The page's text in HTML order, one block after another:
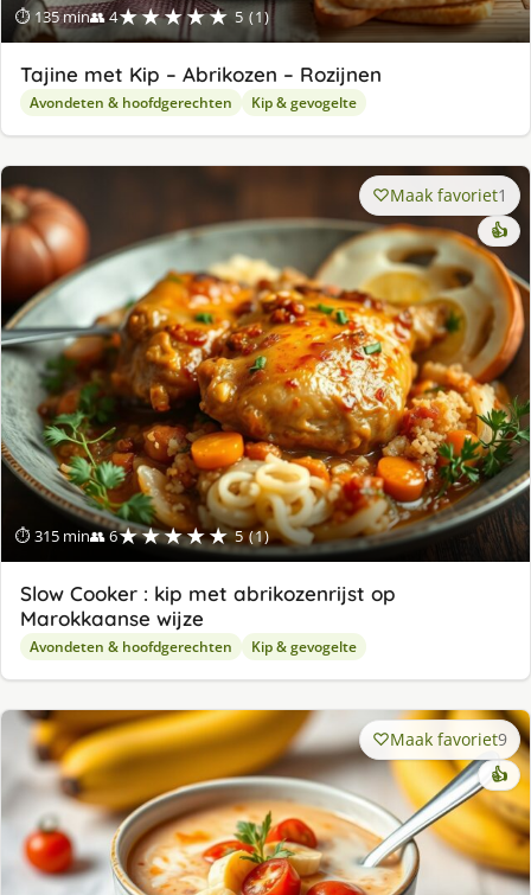
⏱ 135 min👥 4★★★★★ 5 (1)
Tajine met Kip – Abrikozen – Rozijnen
Avondeten & hoofdgerechten Kip & gevogelte
⏱ 315 min👥 6★★★★★ 5 (1)
Maak favoriet1
👍
Slow Cooker : kip met abrikozenrijst op
Marokkaanse wijze
Avondeten & hoofdgerechten Kip & gevogelte
Maak favoriet9
👍